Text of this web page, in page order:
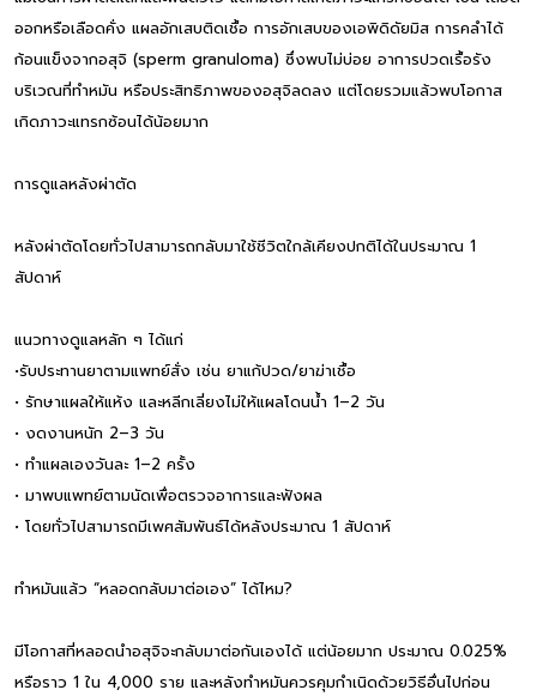
ออกหรือเลือดคั่ง แผลอักเสบติดเชื้อ การอักเสบของเอพิดิดัยมิส การคลำได้
ก้อนแข็งจากอสุจิ (sperm granuloma) ซึ่งพบไม่บ่อย อาการปวดเรื้อรัง
บริเวณที่ทำหมัน หรือประสิทธิภาพของอสุจิลดลง แต่โดยรวมแล้วพบโอกาส
เกิดภาวะแทรกซ้อนได้น้อยมาก
การดูแลหลังผ่าตัด
หลังผ่าตัดโดยทั่วไปสามารถกลับมาใช้ชีวิตใกล้เคียงปกติได้ในประมาณ 1
สัปดาห์
แนวทางดูแลหลัก ๆ ได้แก่
•รับประทานยาตามแพทย์สั่ง เช่น ยาแก้ปวด/ยาฆ่าเชื้อ
• รักษาแผลให้แห้ง และหลีกเลี่ยงไม่ให้แผลโดนน้ำ 1–2 วัน
• งดงานหนัก 2–3 วัน
• ทำแผลเองวันละ 1–2 ครั้ง
• มาพบแพทย์ตามนัดเพื่อตรวจอาการและฟังผล
• โดยทั่วไปสามารถมีเพศสัมพันธ์ได้หลังประมาณ 1 สัปดาห์
ทำหมันแล้ว “หลอดกลับมาต่อเอง” ได้ไหม?
มีโอกาสที่หลอดนำอสุจิจะกลับมาต่อกันเองได้ แต่น้อยมาก ประมาณ 0.025%
หรือราว 1 ใน 4,000 ราย และหลังทำหมันควรคุมกำเนิดด้วยวิธีอื่นไปก่อน